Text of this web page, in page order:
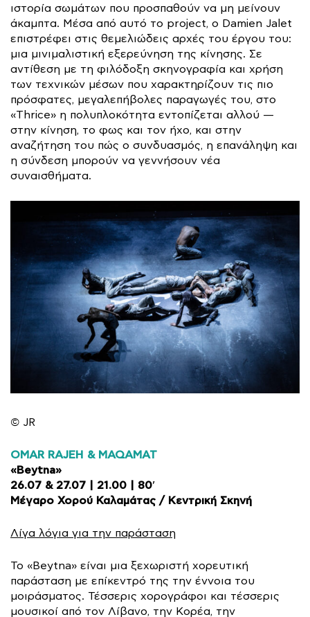
ιστορία σωμάτων που προσπαθούν να μη μείνουν
άκαμπτα. Μέσα από αυτό το project, ο Damien Jalet
επιστρέφει στις θεμελιώδεις αρχές του έργου του:
μια μινιμαλιστική εξερεύνηση της κίνησης. Σε
αντίθεση με τη φιλόδοξη σκηνογραφία και χρήση
των τεχνικών μέσων που χαρακτηρίζουν τις πιο
πρόσφατες, μεγαλεπήβολες παραγωγές του, στο
«Thrice» η πολυπλοκότητα εντοπίζεται αλλού —
στην κίνηση, το φως και τον ήχο, και στην
αναζήτηση του πώς ο συνδυασμός, η επανάληψη και
η σύνδεση μπορούν να γεννήσουν νέα
συναισθήματα.
© JR
OMAR RAJEH & MAQAMAT
«Beytna»
26.07 & 27.07 | 21.00 | 80′
Μέγαρο Χορού Καλαμάτας / Κεντρική Σκηνή
Λίγα λόγια για την παράσταση
Το «Beytna» είναι μια ξεχωριστή χορευτική
παράσταση με επίκεντρό της την έννοια του
μοιράσματος. Τέσσερις χορογράφοι και τέσσερις
μουσικοί από τον Λίβανο, την Κορέα, την